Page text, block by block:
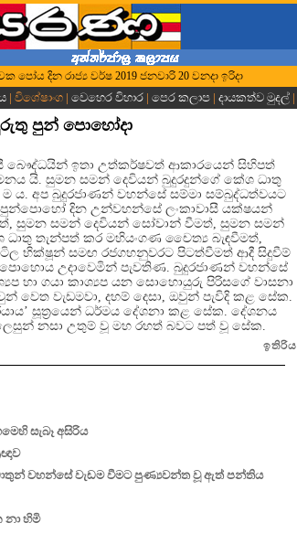
පෝය දින රාජ්‍ය වර්ෂ 2019 ජනවාරි 20 වනදා ඉරිදා
| විශේෂාංග | වෙහෙර විහාර | පෙර කලාප | දායකත්ව මුදල් |
පුන් පොහෝදා
බෞද්ධයින් ඉතා උත්කර්ෂවත් ආකාරයෙන් සිහිපත්
යි. සුමන සමන් දෙවියන් බුදුරදුන්ගේ කේශ ධාතු
ය. අප බුදුරජාණන් වහන්සේ සම්මා සම්බුද්ධත්වයට
දින උන්වහන්සේ ලංකාවාසී යක්ෂයන්
සුමන සමන් දෙවියන් සෝවාන් වීමත්, සුමන සමන්
ධාතු තැන්පත් කර මහියංගණ චෛත්‍ය බැඳවීමත්,
භික්ෂූන් සමඟ රජගහනුවරට පිටත්වීමත් ආදී සිදුවීම්
උදාවෙමින් පැවතිණ. බුදුරජාණන් වහන්සේ
හා ගයා කාශ්‍යප යන සොහොයුරු පිරිසගේ වාසනා
වැඩමවා, දහම් දෙසා, ඔවුන් පැවිදි කළ සේක.
සූත්‍රයෙන් ධර්මය දේශනා කළ සේක. දේශනය
නසා උතුම් වූ මහ රහත් බවට පත් වූ සේක.
ඉතිරිය
සැබෑ අසිරිය
ධාතුන් වහන්සේ වැඩම වීමට පුණ්‍යවන්ත වූ ඇත් පන්තිය
හිමි